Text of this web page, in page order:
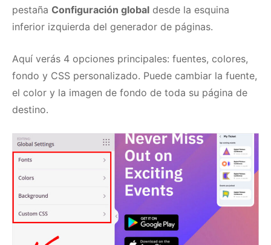
pestaña Configuración global desde la esquina
inferior izquierda del generador de páginas.
Aquí verás 4 opciones principales: fuentes, colores,
fondo y CSS personalizado. Puede cambiar la fuente,
el color y la imagen de fondo de toda su página de
destino.